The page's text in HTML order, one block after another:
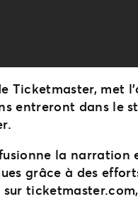
Ticketmaster, met
entreront dans le
la
grâce à des